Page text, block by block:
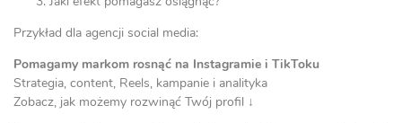
Przykład dla agencji social media:
Pomagamy markom rosnąć na Instagramie i TikToku
Strategia, content, Reels, kampanie i analityka
Zobacz, jak możemy rozwinąć Twój profil ↓